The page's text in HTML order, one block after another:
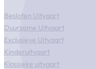
Besloten Uitvaart
Duurzame Uitvaart
Exclusieve Uitvaart
Kinderuitvaart
Klassieke uitvaart